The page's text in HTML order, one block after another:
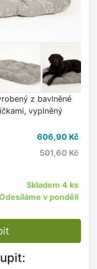
z bavlněné
vyplněný
606,90 Kč
501,60 Kč
Skladem4 ks
v pondělí